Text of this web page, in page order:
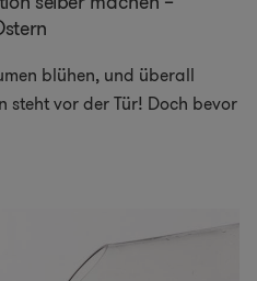
blühen, und überall
steht vor der Tür! Doch bevor